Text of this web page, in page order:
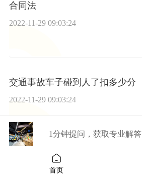
合同法
2022-11-29 09:03:24
交通事故车子碰到人了扣多少分
2022-11-29 09:03:24
交通事故理赔材料是如何的
2022-11-29 09:03:24
1分钟提问，获取专业解答
首页